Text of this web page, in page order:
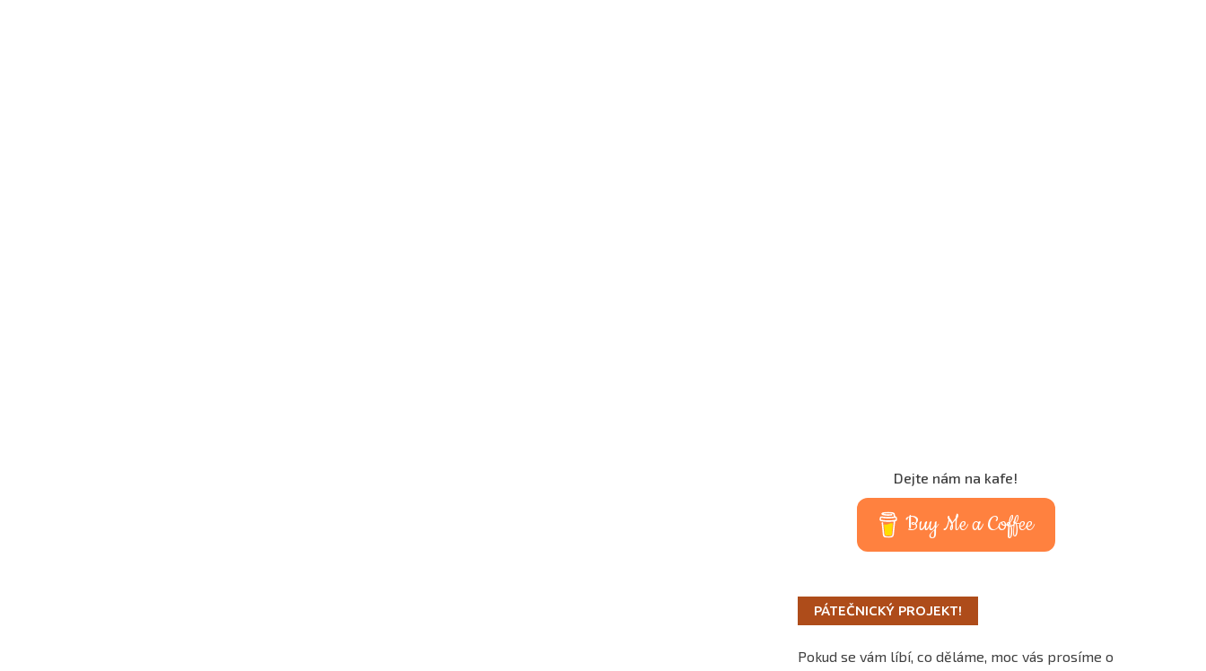
Dejte nám na kafe!
Buy Me a Coffee
PÁTEČNICKÝ PROJEKT!
Pokud se vám líbí, co děláme, moc vás prosíme o